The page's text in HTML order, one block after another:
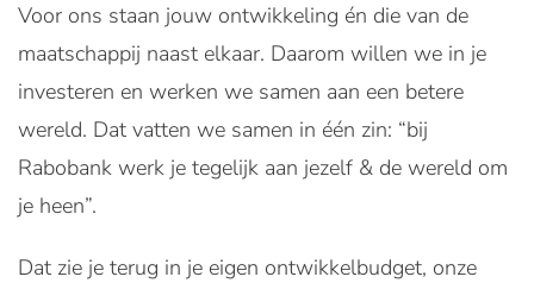
Voor ons staan jouw ontwikkeling én die van de
maatschappij naast elkaar. Daarom willen we in je
investeren en werken we samen aan een betere
wereld. Dat vatten we samen in één zin: “bij
Rabobank werk je tegelijk aan jezelf & de wereld om
je heen”.
Dat zie je terug in je eigen ontwikkelbudget, onze